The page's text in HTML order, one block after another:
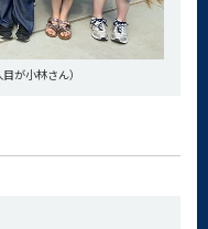
が小林さん）